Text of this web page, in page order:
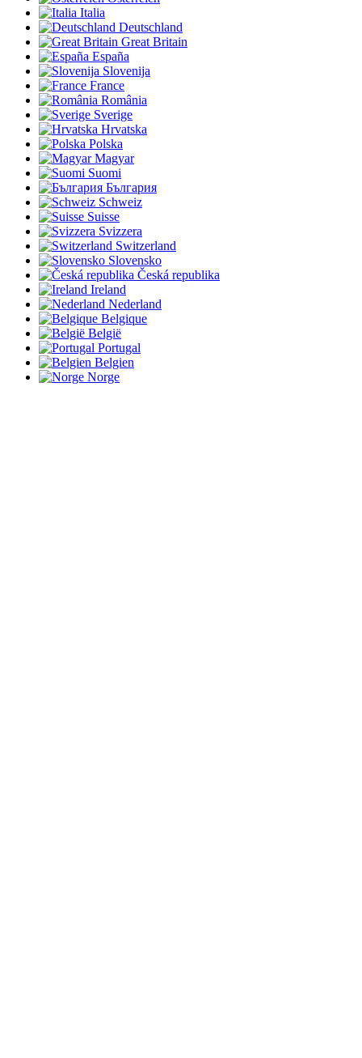
Italia
Deutschland
Great Britain
España
Slovenija
France
România
Sverige
Hrvatska
Polska
Magyar
Suomi
България
Schweiz
Suisse
Svizzera
Switzerland
Slovensko
Česká republika
Ireland
Nederland
Belgique
België
Portugal
Belgien
Norge